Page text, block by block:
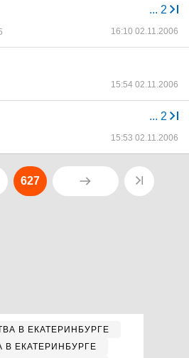
... 2
16:10 02.11.2006
15:54 02.11.2006
... 2
15:53 02.11.2006
627
В ЕКАТЕРИНБУРГЕ
В ЕКАТЕРИНБУРГЕ